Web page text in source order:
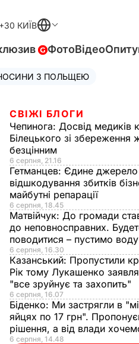
+30 КИЇВ
ФотоВідео
З ПОЛЬЩЕЮ
СВІЖІ БЛОГИ
Чепинога: Досвід медиків
Білецького зі збереження
безцінним
6 серпня, 21.16
Гетманцев: Єдине джерело
відшкодування збитків
майбутні репарації
6 серпня, 18.45
Матвійчук: До громади
до неповносправних.
поводитися – пустимо
6 серпня, 16.30
Казанський: Пропустили
Рік тому Лукашенко
"все зруйнує та захопить"
6 серпня, 16.07
Біденко: Ми застрягли в
яйцях по 17 грн".
рішення, а від влади
6 серпня, 14.48